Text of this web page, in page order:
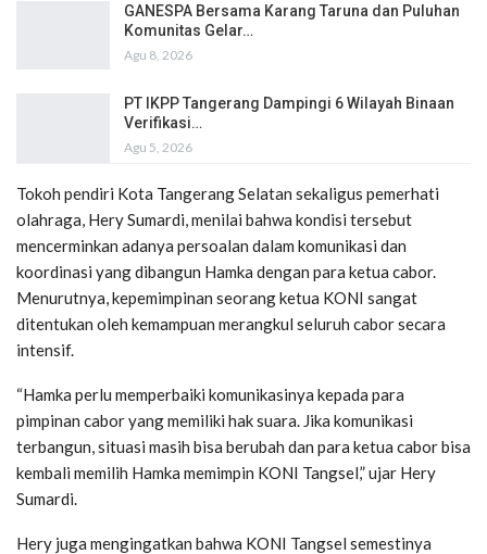
GANESPA Bersama Karang Taruna dan Puluhan
Komunitas Gelar…
Agu 8, 2026
PT IKPP Tangerang Dampingi 6 Wilayah Binaan
Verifikasi…
Agu 5, 2026
Tokoh pendiri Kota Tangerang Selatan sekaligus pemerhati
olahraga, Hery Sumardi, menilai bahwa kondisi tersebut
mencerminkan adanya persoalan dalam komunikasi dan
koordinasi yang dibangun Hamka dengan para ketua cabor.
Menurutnya, kepemimpinan seorang ketua KONI sangat
ditentukan oleh kemampuan merangkul seluruh cabor secara
intensif.
“Hamka perlu memperbaiki komunikasinya kepada para
pimpinan cabor yang memiliki hak suara. Jika komunikasi
terbangun, situasi masih bisa berubah dan para ketua cabor bisa
kembali memilih Hamka memimpin KONI Tangsel,” ujar Hery
Sumardi.
Hery juga mengingatkan bahwa KONI Tangsel semestinya